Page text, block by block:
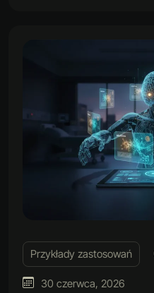
Przykłady zastosowań
30 czerwca, 2026